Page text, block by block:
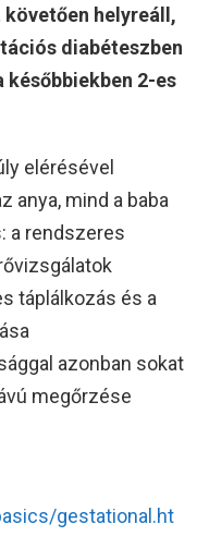
követően helyreáll,
diabéteszben
későbbiekben 2-es
elérésével
anya, mind a baba
a rendszeres
táplálkozás és a
azonban sokat
megőrzése
gestational.ht